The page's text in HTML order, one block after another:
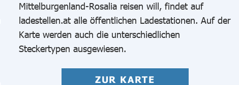
Mittelburgenland-Rosalia reisen will, findet auf
ladestellen.at alle öffentlichen Ladestationen. Auf der
Karte werden auch die unterschiedlichen
Steckertypen ausgewiesen.
ZUR KARTE